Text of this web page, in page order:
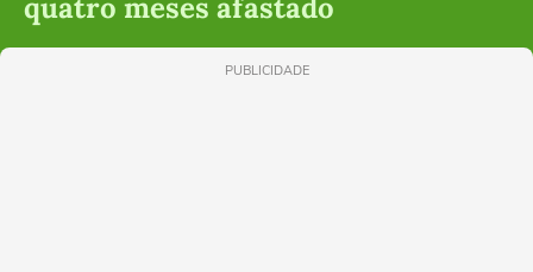
quatro meses afastado
PUBLICIDADE